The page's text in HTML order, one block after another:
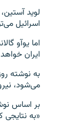
لوید
اسرائیل
اما یوآو
ایران
به نوشته
می‌شود،
بر اساس
«به نتایجی